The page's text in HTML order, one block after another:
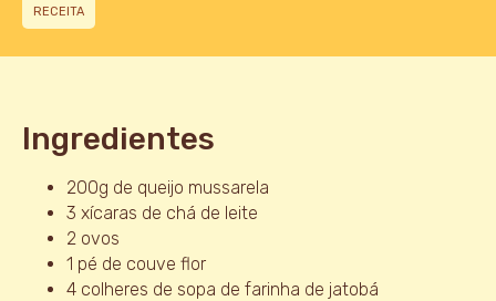
RECEITA
Ingredientes
200g de queijo mussarela
3 xícaras de chá de leite
2 ovos
1 pé de couve flor
4 colheres de sopa de farinha de jatobá